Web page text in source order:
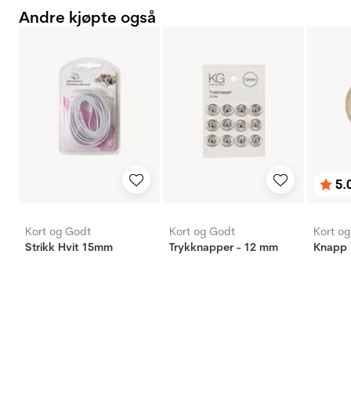
Andre kjøpte også
Kort og Godt
Strikk Hvit 15mm
Kort og Godt
Trykknapper - 12 mm
av 5
Kort
Knapp